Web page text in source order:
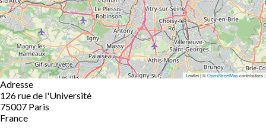
Leaflet | ©OpenStreetMapcontributors
Adresse
126 rue de l'Université
75007 Paris
France